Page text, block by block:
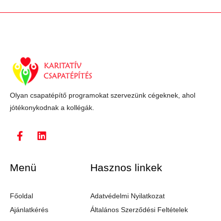
Olyan csapatépítő programokat szervezünk cégeknek, ahol
jótékonykodnak a kollégák.
Menü
Főoldal
Ajánlatkérés
Hasznos linkek
Adatvédelmi Nyilatkozat
Általános Szerződési Feltételek